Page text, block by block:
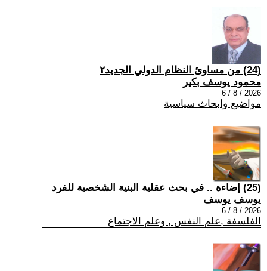
(24) من مساوئ النظام الدولي الجديد٢
محمود يوسف بكير
2026 / 8 / 6
مواضيع وابحاث سياسية
(25) إضاءة .. في بحث عقلية البنية الشخصية للفرد
يوسف يوسف
2026 / 8 / 6
الفلسفة ,علم النفس , وعلم الاجتماع